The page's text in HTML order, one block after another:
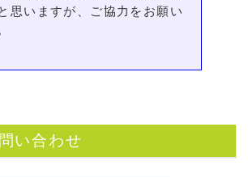
思いますが、ご協力をお願い
い合わせ